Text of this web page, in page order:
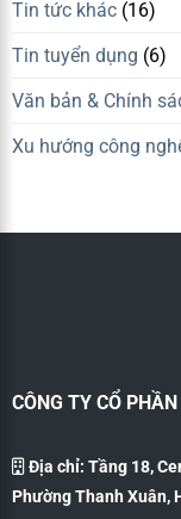
Tin tức khác (16)
Tin tuyển dụng (6)
Văn bản & Chính
Xu hướng công
CÔNG TY CỔ
Địa chỉ: Tầng 18,
Phường Thanh Xuân,